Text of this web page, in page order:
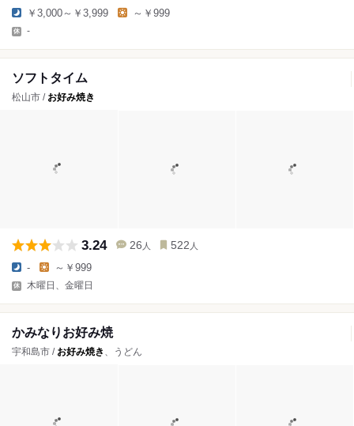
￥3,000～￥3,999 ～￥999
-
ソフトタイム
松山市 / お好み焼き
3.24 26 人 522 人
- ～￥999
木曜日、金曜日
かみなりお好み焼
宇和島市 / お好み焼き 、うどん